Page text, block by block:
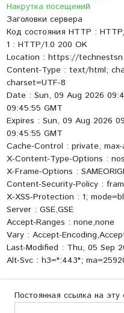
Накрутка посещений
Заголовки сервера
Код состояния HTTP :
1 : HTTP/1.0 200 OK
Location : https://
Content-Type : text/html;
charset=UTF-8
Date : Sun, 09 Aug 2026
09:45:55 GMT
Expires : Sun, 09 Aug 2026
09:45:55 GMT
Cache-Control : private,
X-Content-Type-Options :
X-Frame-Options :
Content-Security-Policy :
X-XSS-Protection : 1;
Server : GSE,GSE
Accept-Ranges : none,none
Vary : Accept-
Last-Modified : Thu, 05 Sep
Alt-Svc : h3=":443";
Постоянная ссылка на эту